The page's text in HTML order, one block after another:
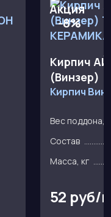
Акция
-8%
Кирпич
(Винзер)
Кирпич
Вес поддона,
Состав
Масса, кг
52 руб/